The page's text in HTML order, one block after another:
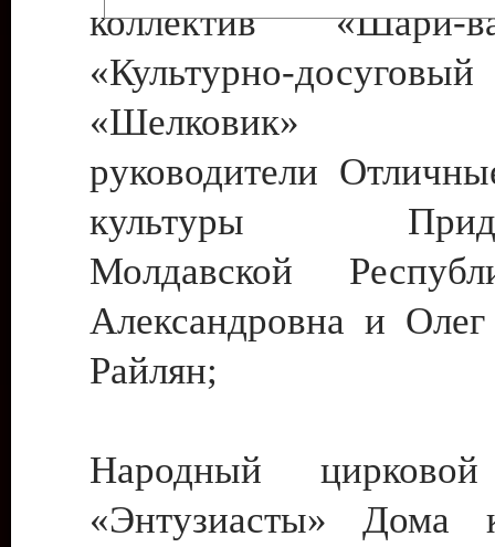
коллектив
«Культурно-
«Шелковик»
руководители
культуры
Молдавской
Александровна и
Райлян;
Народный цирковой
«Энтузиасты» Дома